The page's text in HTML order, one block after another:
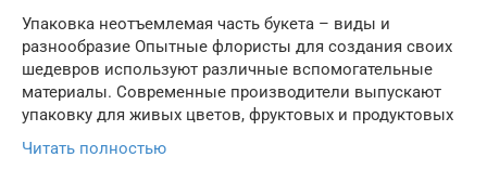
Упаковка неотъемлемая часть букета – виды и
разнообразие Опытные флористы для создания своих
шедевров используют различные вспомогательные
материалы. Современные производители выпускают
упаковку для живых цветов, фруктовых и продуктовых
Читать полностью